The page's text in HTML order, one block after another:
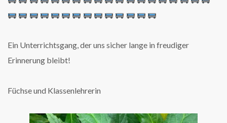
Ein Unterrichtsgang, der uns sicher lange in freudiger
Erinnerung bleibt!
Füchse und Klassenlehrerin